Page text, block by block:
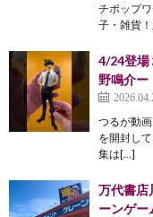
チポップ
子・雑貨
4/24登
野鳴介
つるが動
を開封し
集は[…]
万代書店
ーンゲー